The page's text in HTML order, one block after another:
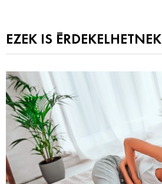
EZEK IS ÉRDEKELHETNEK